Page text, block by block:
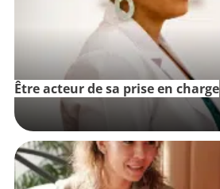
Être acteur de sa prise en charge